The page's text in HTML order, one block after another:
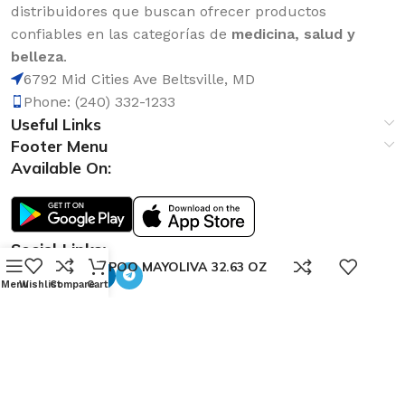
distribuidores que buscan ofrecer productos
confiables en las categorías de medicina, salud y
belleza.
6792 Mid Cities Ave Beltsville, MD
Phone: (240) 332-1233
Useful Links
Footer Menu
Available On:
Social Links:
SHAMPOO MAYOLIVA 32.63 OZ
MenuWishlistCompare
0
Cart